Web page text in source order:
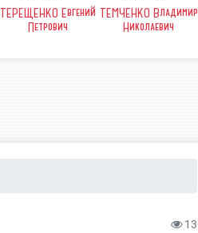
ТЕРЕЩЕНКО Евгений
Петрович
ТЕМЧЕНКО Владимир
Николаевич
13